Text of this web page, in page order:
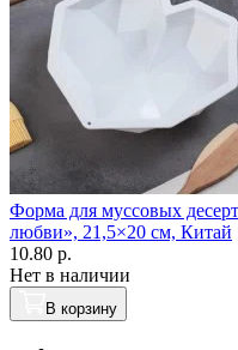
Форма для муссовых
любви», 21,5×20 см, Китай
10.80 р.
Нет в наличии
В корзину